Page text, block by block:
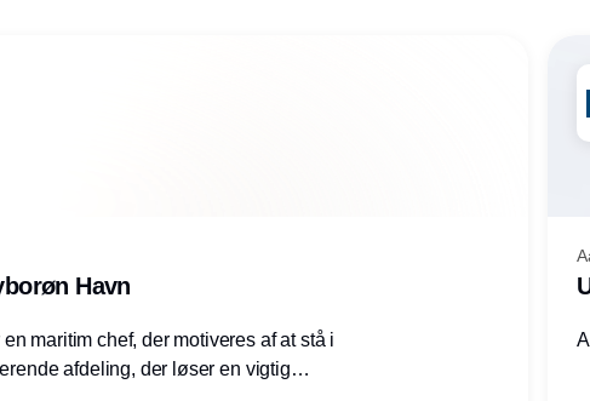
Havn
maritim chef, der motiveres af at stå i
afdeling, der løser en vigtig